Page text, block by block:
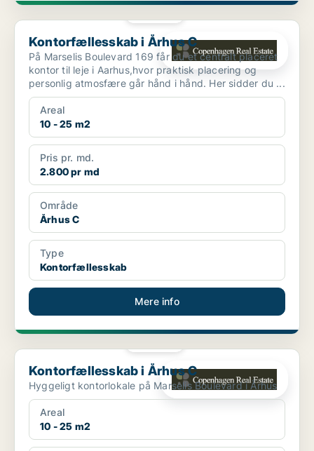
Kontorfællesskab i Århus C
Kontorfællesskab i Århus C
På Marselis Boulevard 169 får du et centralt placeret
kontor til leje i Aarhus,hvor praktisk placering og
personlig atmosfære går hånd i hånd. Her sidder du ...
Areal
10 - 25 m2
Pris pr. md.
2.800 pr md
Område
Århus C
Type
Kontorfællesskab
Mere info
Kontorfællesskab i Århus C
Kontorfællesskab i Århus C
Hyggeligt kontorlokale på Marselis Boulevard i Århus
Areal
10 - 25 m2